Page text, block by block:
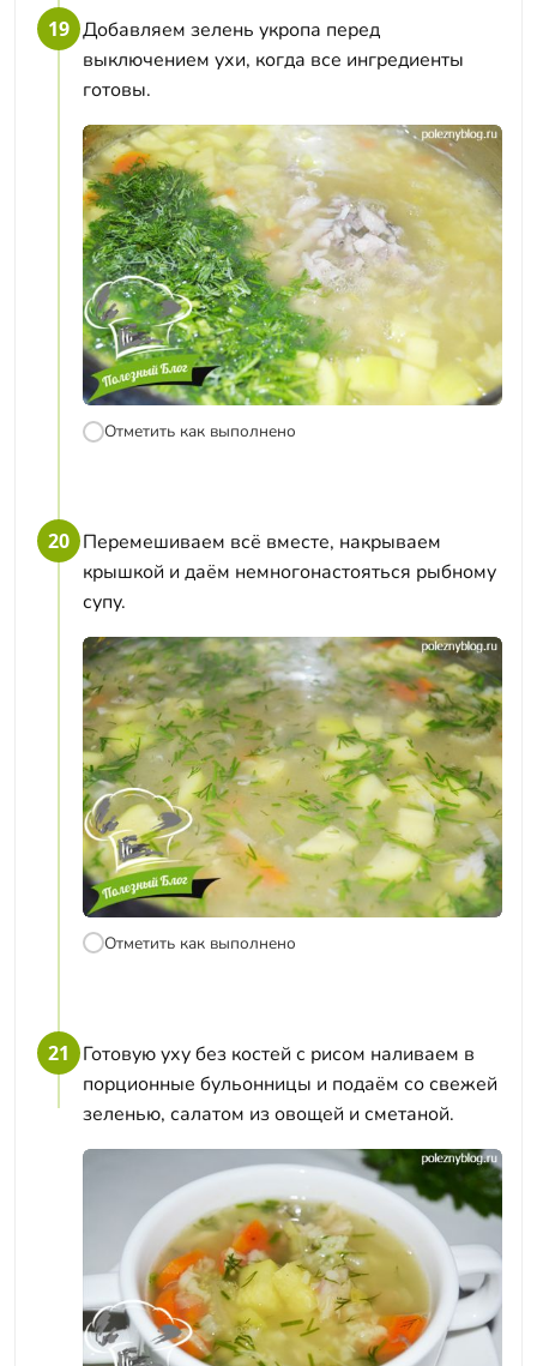
19 Добавляем зелень укропа перед
выключением ухи, когда все ингредиенты
готовы.
Отметить как выполнено
20 Перемешиваем всё вместе, накрываем
крышкой и даём немногонастояться рыбному
супу.
Отметить как выполнено
21
Готовую уху без костей с рисом наливаем в
порционные бульонницы и подаём со свежей
зеленью, салатом из овощей и сметаной.